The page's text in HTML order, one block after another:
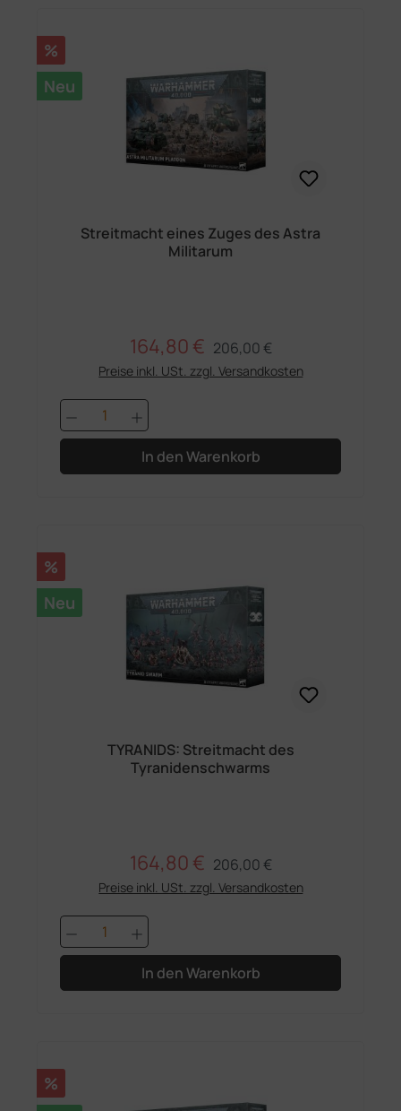
Rabatt
%
Neu
Streitmacht eines Zuges des Astra
Militarum
Verkaufspreis:
164,80 € Regulärer Preis:
206,00 €
Preise inkl. USt. zzgl. Versandkosten
Produkt Anzahl: Gib den
In den Warenkorb
Rabatt
%
Neu
TYRANIDS: Streitmacht des
Tyranidenschwarms
Verkaufspreis:
164,80 € Regulärer Preis:
206,00 €
Preise inkl. USt. zzgl. Versandkosten
Produkt Anzahl: Gib den
In den Warenkorb
Rabatt
%